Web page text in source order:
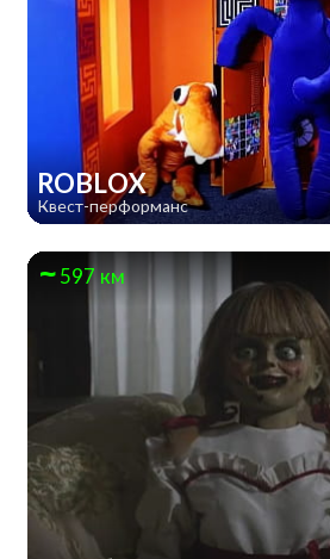
ROBLOX
Квест-перформанс
597 км